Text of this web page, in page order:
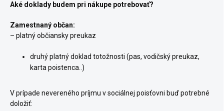
Aké doklady budem pri nákupe potrebovať?
Zamestnaný občan:
– platný občiansky preukaz
druhý platný doklad totožnosti (pas, vodičský preukaz,
karta poistenca..)
V prípade nevereného príjmu v sociálnej poisťovni buď potrebné
doložiť: